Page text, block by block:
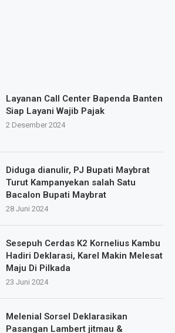
Layanan Call Center Bapenda Banten
Siap Layani Wajib Pajak
2 Desember 2024
Diduga dianulir, PJ Bupati Maybrat
Turut Kampanyekan salah Satu
Bacalon Bupati Maybrat
28 Juni 2024
Sesepuh Cerdas K2 Kornelius Kambu
Hadiri Deklarasi, Karel Makin Melesat
Maju Di Pilkada
23 Juni 2024
Melenial Sorsel Deklarasikan
Pasangan Lambert jitmau &